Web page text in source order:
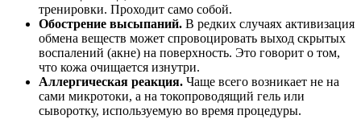
тренировки. Проходит само собой.
Обострение высыпаний. В редких случаях активизация
обмена веществ может спровоцировать выход скрытых
воспалений (акне) на поверхность. Это говорит о том,
что кожа очищается изнутри.
Аллергическая реакция. Чаще всего возникает не на
сами микротоки, а на токопроводящий гель или
сыворотку, используемую во время процедуры.